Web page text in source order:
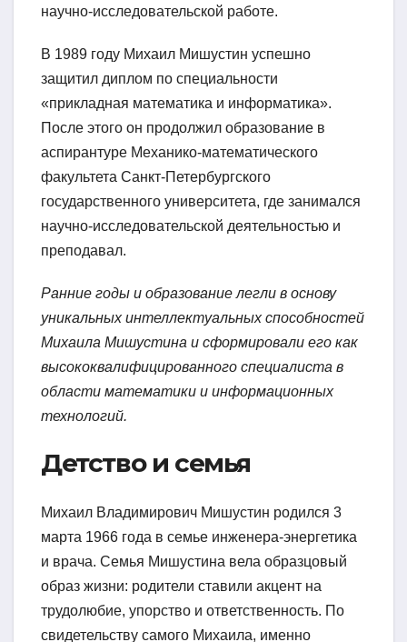
научно-исследовательской работе.
В 1989 году Михаил Мишустин успешно
защитил диплом по специальности
«прикладная математика и информатика».
После этого он продолжил образование в
аспирантуре Механико-математического
факультета Санкт-Петербургского
государственного университета, где занимался
научно-исследовательской деятельностью и
преподавал.
Ранние годы и образование легли в основу
уникальных интеллектуальных способностей
Михаила Мишустина и сформировали его как
высококвалифицированного специалиста в
области математики и информационных
технологий.
Детство и семья
Михаил Владимирович Мишустин родился 3
марта 1966 года в семье инженера-энергетика
и врача. Семья Мишустина вела образцовый
образ жизни: родители ставили акцент на
трудолюбие, упорство и ответственность. По
свидетельству самого Михаила, именно